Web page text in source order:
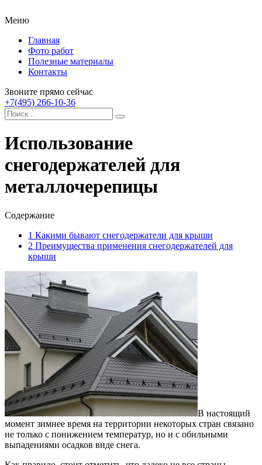
Меню
Главная
Фото работ
Полезные материалы
Контакты
Звоните прямо сейчас
+7(495) 266-10-36
Использование
снегодержателей для
металлочерепицы
Содержание
1 Какими бывают снегодержатели для крыши
2 Преимущества применения снегодержателей для
крыши
В настоящий
момент зимнее время на территории некоторых стран связано
не только с понижением температур, но и с обильными
выпадениями осадков виде снега.